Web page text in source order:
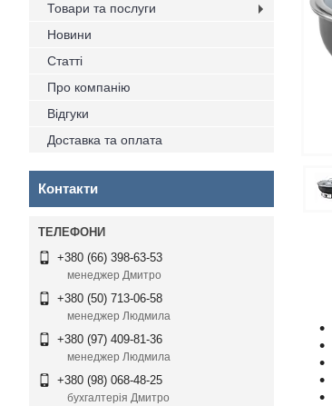
Товари та послуги
Новини
Статті
Про компанію
Відгуки
Доставка та оплата
Контакти
+380 (66) 398-63-53
менеджер Дмитро
+380 (50) 713-06-58
менеджер Людмила
+380 (97) 409-81-36
менеджер Людмила
+380 (98) 068-48-25
бухгалтерія Дмитро